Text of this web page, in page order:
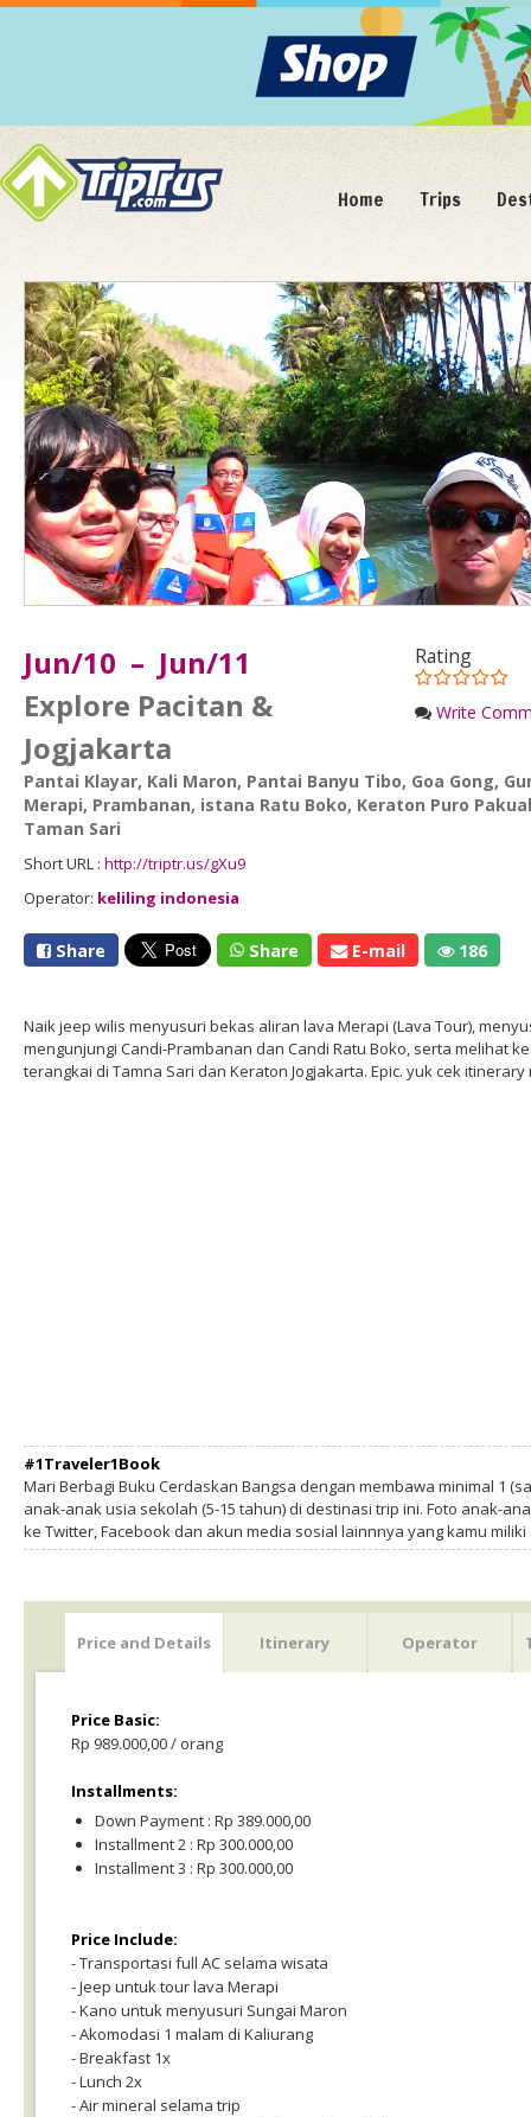
Home Trips
Rating
Write
Jun/10 – Jun/11
Explore Pacitan &
Jogjakarta
Pantai Klayar, Kali Maron, Pantai Banyu Tibo, Goa Gong,
Merapi, Prambanan, istana Ratu Boko, Keraton Puro
Taman Sari
Short URL : http://triptr.us/gXu9
Operator: keliling indonesia
Share Share E-mail 186
Naik jeep wilis menyusuri bekas aliran lava Merapi (Lava Tour),
mengunjungi Candi-Prambanan dan Candi Ratu Boko, serta melihat
terangkai di Tamna Sari dan Keraton Jogjakarta. Epic. yuk cek
#1Traveler1Book
Mari Berbagi Buku Cerdaskan Bangsa dengan membawa minimal 1
anak-anak usia sekolah (5-15 tahun) di destinasi trip ini. Foto anak-
ke Twitter, Facebook dan akun media sosial lainnnya yang kamu
Price and Details Itinerary Operator
Price Basic:
Rp 989.000,00 / orang
Installments:
Down Payment : Rp 389.000,00
Installment 2 : Rp 300.000,00
Installment 3 : Rp 300.000,00
Price Include:
- Transportasi full AC selama wisata
- Jeep untuk tour lava Merapi
- Kano untuk menyusuri Sungai Maron
- Akomodasi 1 malam di Kaliurang
- Breakfast 1x
- Lunch 2x
- Air mineral selama trip